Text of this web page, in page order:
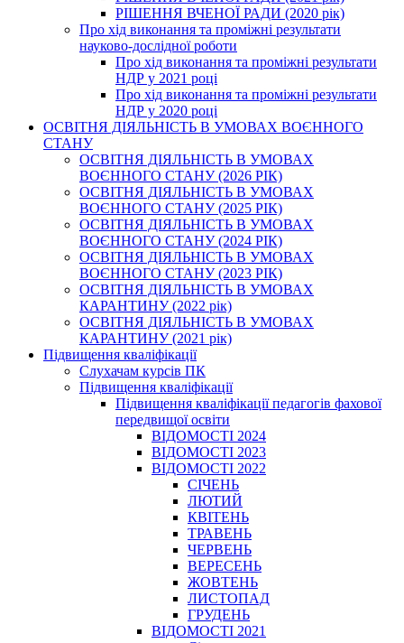
РІШЕННЯ ВЧЕНОЇ РАДИ (2020 рік)
Про хід виконання та проміжні результати
науково-дослідної роботи
Про хід виконання та проміжні результати
НДР у 2021 році
Про хід виконання та проміжні результати
НДР у 2020 році
ОСВІТНЯ ДІЯЛЬНІСТЬ В УМОВАХ ВОЄННОГО
СТАНУ
ОСВІТНЯ ДІЯЛЬНІСТЬ В УМОВАХ
ВОЄННОГО СТАНУ (2026 РІК)
ОСВІТНЯ ДІЯЛЬНІСТЬ В УМОВАХ
ВОЄННОГО СТАНУ (2025 РІК)
ОСВІТНЯ ДІЯЛЬНІСТЬ В УМОВАХ
ВОЄННОГО СТАНУ (2024 РІК)
ОСВІТНЯ ДІЯЛЬНІСТЬ В УМОВАХ
ВОЄННОГО СТАНУ (2023 РІК)
ОСВІТНЯ ДІЯЛЬНІСТЬ В УМОВАХ
КАРАНТИНУ (2022 рік)
ОСВІТНЯ ДІЯЛЬНІСТЬ В УМОВАХ
КАРАНТИНУ (2021 рік)
Підвищення кваліфікації
Слухачам курсів ПК
Підвищення кваліфікації
Підвищення кваліфікації педагогів фахової
передвищої освіти
ВІДОМОСТІ 2024
ВІДОМОСТІ 2023
ВІДОМОСТІ 2022
СІЧЕНЬ
ЛЮТИЙ
КВІТЕНЬ
ТРАВЕНЬ
ЧЕРВЕНЬ
ВЕРЕСЕНЬ
ЖОВТЕНЬ
ЛИСТОПАД
ГРУДЕНЬ
ВІДОМОСТІ 2021